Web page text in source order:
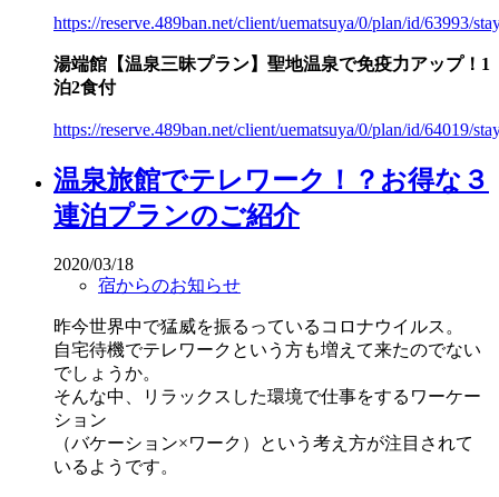
https://reserve.489ban.net/client/uematsuya/0/plan/id/63993/
湯端館【温泉三昧プラン】聖地温泉で免疫力アップ！1
泊2食付
https://reserve.489ban.net/client/uematsuya/0/plan/id/64019/
温泉旅館でテレワーク！？お得な３
連泊プランのご紹介
2020/03/18
宿からのお知らせ
昨今世界中で猛威を振るっているコロナウイルス。
自宅待機でテレワークという方も増えて来たのでない
でしょうか。
そんな中、リラックスした環境で仕事をするワーケー
ション
（バケーション×ワーク）という考え方が注目されて
いるようです。